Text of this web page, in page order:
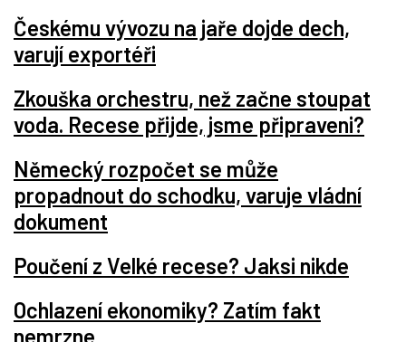
Českému vývozu na jaře dojde dech,
varují exportéři
Zkouška orchestru, než začne stoupat
voda. Recese přijde, jsme připraveni?
Německý rozpočet se může
propadnout do schodku, varuje vládní
dokument
Poučení z Velké recese? Jaksi nikde
Ochlazení ekonomiky? Zatím fakt
nemrzne